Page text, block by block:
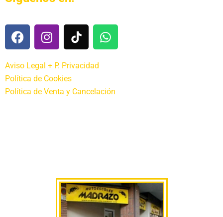
Aviso Legal + P. Privacidad
Política de Cookies
Política de Venta y Cancelación